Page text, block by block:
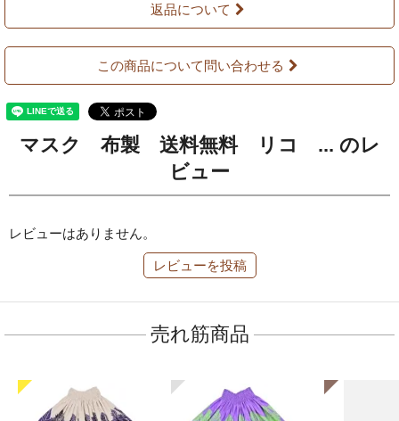
返品について
この商品について問い合わせる
マスク 布製 送料無料 リコ ... のレ
ビュー
レビューはありません。
レビューを投稿
売れ筋商品